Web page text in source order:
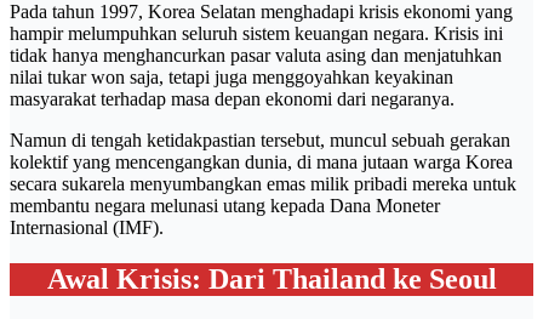
Pada tahun 1997, Korea Selatan menghadapi krisis ekonomi yang
hampir melumpuhkan seluruh sistem keuangan negara. Krisis ini
tidak hanya menghancurkan pasar valuta asing dan menjatuhkan
nilai tukar won saja, tetapi juga menggoyahkan keyakinan
masyarakat terhadap masa depan ekonomi dari negaranya.
Namun di tengah ketidakpastian tersebut, muncul sebuah gerakan
kolektif yang mencengangkan dunia, di mana jutaan warga Korea
secara sukarela menyumbangkan emas milik pribadi mereka untuk
membantu negara melunasi utang kepada Dana Moneter
Internasional (IMF).
Awal Krisis: Dari Thailand ke Seoul